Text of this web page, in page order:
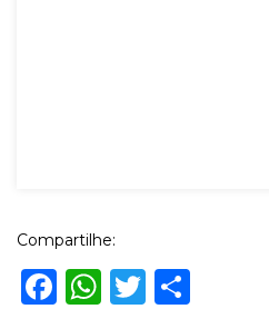
Compartilhe:
Facebook
WhatsApp
Twitter